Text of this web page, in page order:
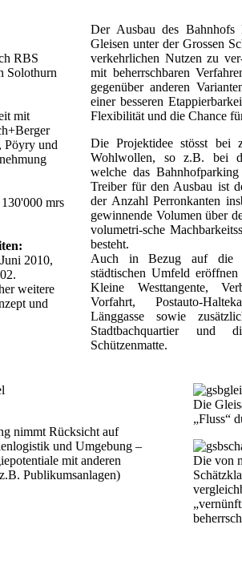
RBS
Solothurn
mit
und
mrs
2010,
weitere
und
Der Ausbau des
Gleisen unter der Grossen
verkehrlichen Nutzen zu
mit beherrschbaren
gegenüber anderen
einer besseren
Flexibilität und die Chance
Die Projektidee stösst bei
Wohlwollen, so z.B. bei
welche das
Treiber für den Ausbau ist
der Anzahl Perronkanten
gewinnende Volumen über
volumetri-sche
besteht.
Auch in Bezug auf die
städtischen Umfeld
Kleine Westtangente,
Vorfahrt, Postauto-
Länggasse sowie
Stadtbachquartier
Schützenmatte.
nimmt Rücksicht auf
und Umgebung –
mit anderen
Publikumsanlagen)
Die
„Fluss“
Die von